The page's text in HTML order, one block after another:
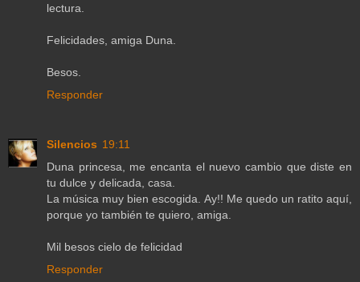
lectura.
Felicidades, amiga Duna.
Besos.
Responder
Silencios 19:11
Duna princesa, me encanta el nuevo cambio que diste en
tu dulce y delicada, casa.
La música muy bien escogida. Ay!! Me quedo un ratito aquí,
porque yo también te quiero, amiga.
Mil besos cielo de felicidad
Responder